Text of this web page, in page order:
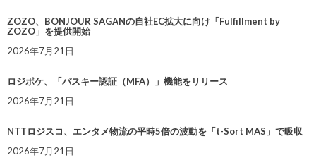
ZOZO、BONJOUR SAGANの自社EC拡大に向け「Fulfillment by
ZOZO」を提供開始
2026年7月21日
ロジポケ、「パスキー認証（MFA）」機能をリリース
2026年7月21日
NTTロジスコ、エンタメ物流の平時5倍の波動を「t-Sort MAS」で吸収
2026年7月21日